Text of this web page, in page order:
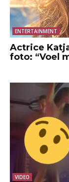
ENTERTAINMENT
Actrice
foto: “Voel
VIDEO